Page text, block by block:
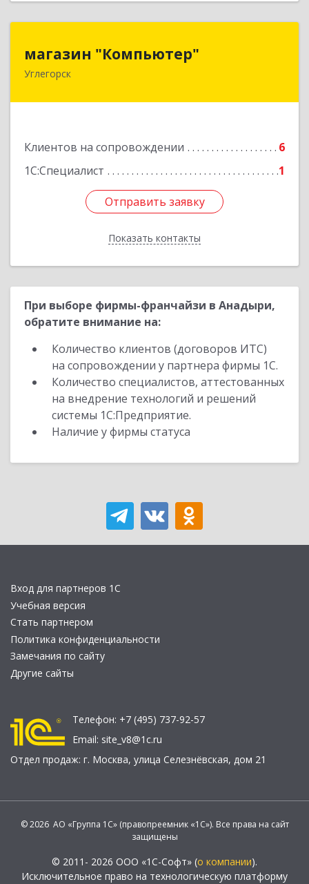
магазин "Компьютер"
Углегорск
Клиентов на сопровождении
6
1С:Специалист
1
Отправить заявку
Показать контакты
694920, Сахалинская обл, Углегорский р-н,
Отправить заявку
Назад
При выборе фирмы-франчайзи в Анадыри,
обратите внимание на:
Количество клиентов (договоров ИТС)
на сопровождении у партнера фирмы 1С.
Количество специалистов, аттестованных
на внедрение технологий и решений
системы 1С:Предприятие.
Наличие у фирмы статуса
Вход для партнеров 1С
Учебная версия
Стать партнером
Политика конфиденциальности
Замечания по сайту
Другие сайты
Телефон: +7 (495) 737-92-57
Email: site_v8@1c.ru
Отдел продаж: г. Москва, улица Селезнёвская, дом 21
© 2026 АО «Группа 1С» (правопреемник «1С»). Все права на сайт
защищены
© 2011- 2026 ООО «1С-Софт» (о компании).
Исключительное право на технологическую платформу